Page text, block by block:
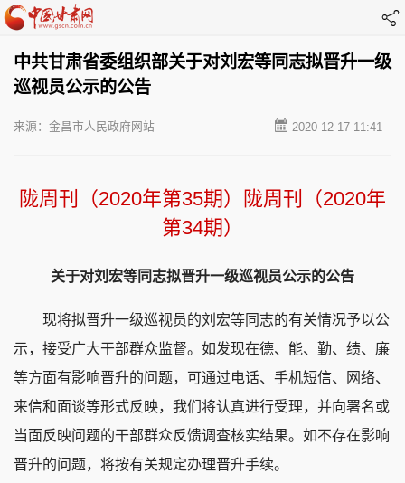
中共甘肃省委组织部关于对刘宏等同志拟晋升一级
巡视员公示的公告
2020-12-17 11:41
来源：金昌市人民政府网站
陇周刊（2020年第35期）
陇周刊（2020年
第34期）
关于对刘宏等同志拟晋升一级巡视员公示的公告
现将拟晋升一级巡视员的刘宏等同志的有关情况予以公
示，接受广大干部群众监督。如发现在德、能、勤、绩、廉
等方面有影响晋升的问题，可通过电话、手机短信、网络、
来信和面谈等形式反映，我们将认真进行受理，并向署名或
当面反映问题的干部群众反馈调查核实结果。如不存在影响
晋升的问题，将按有关规定办理晋升手续。